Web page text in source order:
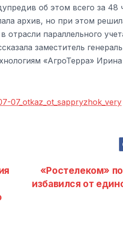
об этом всего за 48
архив, но при этом
параллельного
заместитель
«АгроТерра»
07_otkaz_ot_sappryzhok_very
«Ростелеком»
избавился от